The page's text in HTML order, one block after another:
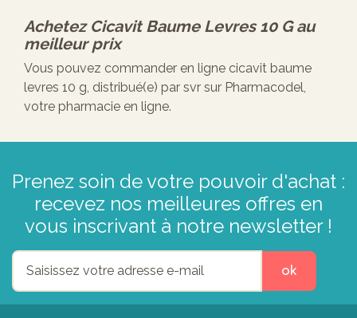
Achetez Cicavit Baume Levres 10 Gau
meilleur prix
Vous pouvez commander en ligne cicavit baume
levres 10 g, distribué(e) par svr sur Pharmacodel,
votre pharmacie en ligne.
Prenez soin de votre pouvoir d'achat :
recevez nos meilleures offres en
vous inscrivant à notre newsletter !
ok